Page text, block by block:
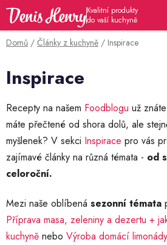
Přejít
obsah
Domů / Články z kuchyně / Inspirace
Inspirace
Recepty na našem Foodblogu už
máte přečtené od shora dolů, ale
myšlenek? V sekci Inspirace pro vás
zajímavé články na různá témata - od
celoroční.
Mezi naše oblíbená sezonní témata
Příprava masa, zeleniny a dezertu +
kuchyně nebo Výroba domácí limonády